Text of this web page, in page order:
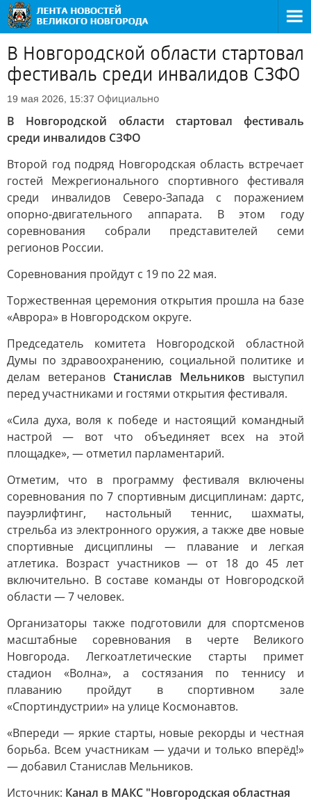
В Новгородской области стартовал
фестиваль среди инвалидов СЗФО
19 мая 2026, 15:37 Официально
В Новгородской области стартовал фестиваль
среди инвалидов СЗФО
Второй год подряд Новгородская область встречает
гостей Межрегионального спортивного фестиваля
среди инвалидов Северо-Запада с поражением
опорно-двигательного аппарата. В этом году
соревнования собрали представителей семи
регионов России.
Соревнования пройдут с 19 по 22 мая.
Торжественная церемония открытия прошла на базе
«Аврора» в Новгородском округе.
Председатель комитета Новгородской областной
Думы по здравоохранению, социальной политике и
делам ветеранов Станислав Мельников выступил
перед участниками и гостями открытия фестиваля.
«Сила духа, воля к победе и настоящий командный
настрой — вот что объединяет всех на этой
площадке», — отметил парламентарий.
Отметим, что в программу фестиваля включены
соревнования по 7 спортивным дисциплинам: дартс,
пауэрлифтинг, настольный теннис, шахматы,
стрельба из электронного оружия, а также две новые
спортивные дисциплины — плавание и легкая
атлетика. Возраст участников — от 18 до 45 лет
включительно. В составе команды от Новгородской
области — 7 человек.
Организаторы также подготовили для спортсменов
масштабные соревнования в черте Великого
Новгорода. Легкоатлетические старты примет
стадион «Волна», а состязания по теннису и
плаванию пройдут в спортивном зале
«Спортиндустрии» на улице Космонавтов.
«Впереди — яркие старты, новые рекорды и честная
борьба. Всем участникам — удачи и только вперёд!»
— добавил Станислав Мельников.
Источник: Канал в МАКС "Новгородская областная